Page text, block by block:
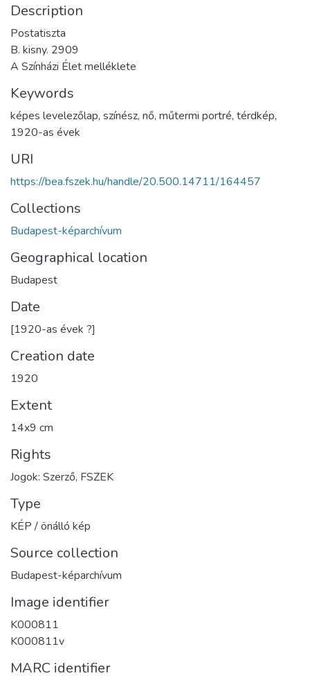
Description
Postatiszta
B. kisny. 2909
A Színházi Élet melléklete
Keywords
képes levelezőlap, színész, nő, műtermi portré, térdkép,
1920-as évek
URI
https://bea.fszek.hu/handle/20.500.14711/164457
Collections
Budapest-képarchívum
Geographical location
Budapest
Date
[1920-as évek ?]
Creation date
1920
Extent
14x9 cm
Rights
Jogok: Szerző, FSZEK
Type
KÉP / önálló kép
Source collection
Budapest-képarchívum
Image identifier
K000811
K000811v
MARC identifier